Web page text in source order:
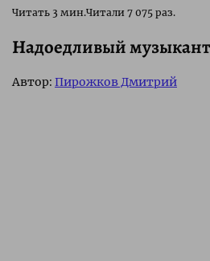
7 075 раз.
Надоедливый музыкант
Автор: Пирожков Дмитрий